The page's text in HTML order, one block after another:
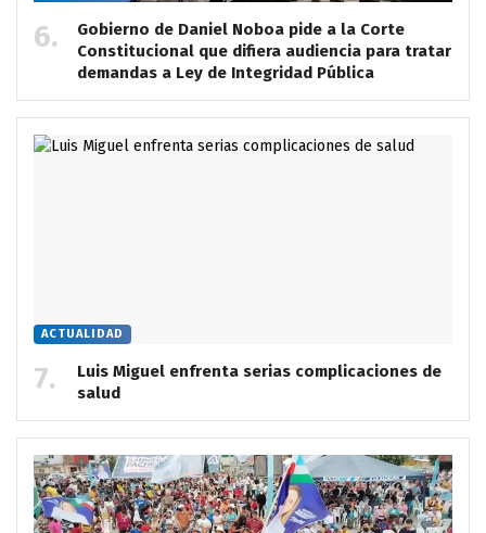
Gobierno de Daniel Noboa pide a la Corte
Constitucional que difiera audiencia para tratar
demandas a Ley de Integridad Pública
ACTUALIDAD
Luis Miguel enfrenta serias complicaciones de
salud